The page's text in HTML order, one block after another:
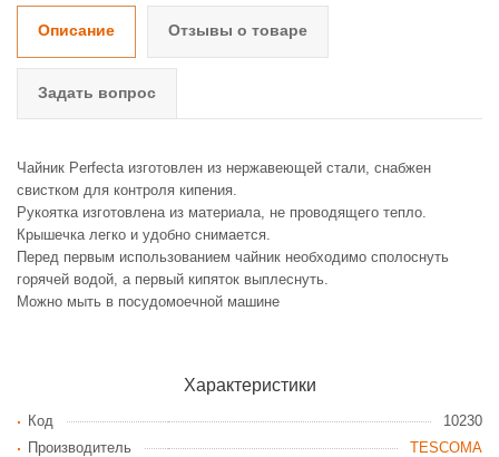
Описание Отзывы о товаре
Задать вопрос
Чайник Perfecta изготовлен из нержавеющей стали, снабжен
свистком для контроля кипения.
Рукоятка изготовлена из материала, не проводящего тепло.
Крышечка легко и удобно снимается.
Перед первым использованием чайник необходимо сполоснуть
горячей водой, а первый кипяток выплеснуть.
Можно мыть в посудомоечной машине
Характеристики
Код
10230
Производитель
TESCOMA